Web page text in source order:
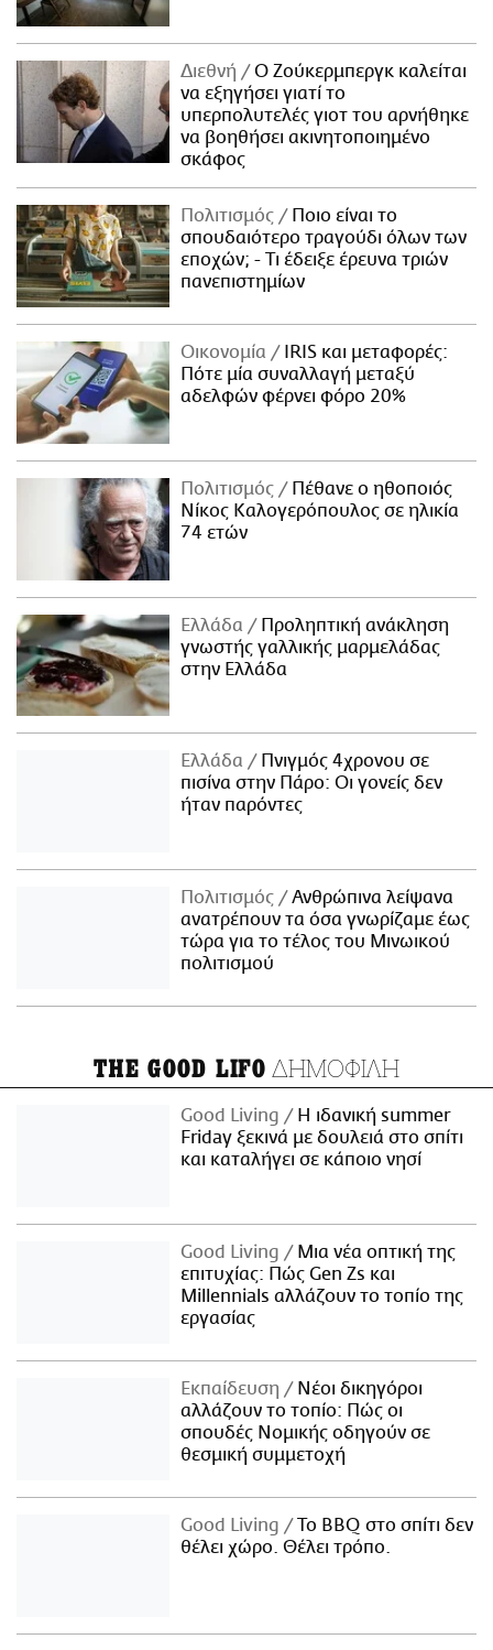
Διεθνή
Ο Ζούκερμπεργκ καλείται
να εξηγήσει γιατί το
υπερπολυτελές γιοτ του αρνήθηκε
να βοηθήσει ακινητοποιημένο
σκάφος
Πολιτισμός
Ποιο είναι το
σπουδαιότερο τραγούδι όλων των
εποχών; - Τι έδειξε έρευνα τριών
πανεπιστημίων
Οικονομία
IRIS και μεταφορές:
Πότε μία συναλλαγή μεταξύ
αδελφών φέρνει φόρο 20%
Πολιτισμός
Πέθανε ο ηθοποιός
Νίκος Καλογερόπουλος σε ηλικία
74 ετών
Ελλάδα
Προληπτική ανάκληση
γνωστής γαλλικής μαρμελάδας
στην Ελλάδα
Ελλάδα
Πνιγμός 4χρονου σε
πισίνα στην Πάρο: Οι γονείς δεν
ήταν παρόντες
Πολιτισμός
Ανθρώπινα λείψανα
ανατρέπουν τα όσα γνωρίζαμε έως
τώρα για το τέλος του Μινωικού
πολιτισμού
THE GOOD LIFO ΔΗΜΟΦΙΛΗ
Good Living
Η ιδανική summer
Friday ξεκινά με δουλειά στο σπίτι
και καταλήγει σε κάποιο νησί
Good Living
Μια νέα οπτική της
επιτυχίας: Πώς Gen Zs και
Millennials αλλάζουν το τοπίο της
εργασίας
Εκπαίδευση
Νέοι δικηγόροι
αλλάζουν το τοπίο: Πώς οι
σπουδές Νομικής οδηγούν σε
θεσμική συμμετοχή
Good Living
Το BBQ στο σπίτι δεν
θέλει χώρο. Θέλει τρόπο.